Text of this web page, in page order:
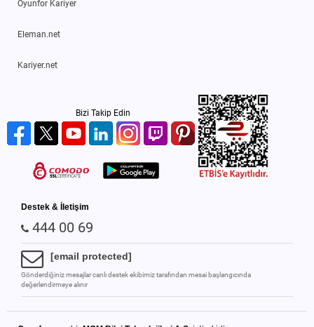
Oyunfor Kariyer
Eleman.net
Kariyer.net
Bizi Takip Edin
Destek & İletişim
444 00 69
[email protected]
Gönderdiğiniz mesajlar canlı destek ekibimiz tarafından mesai başlangıcında
değerlendirmeye alınır